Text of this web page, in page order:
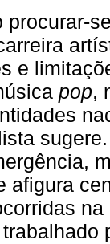
procurar-
e
pop,
afigura